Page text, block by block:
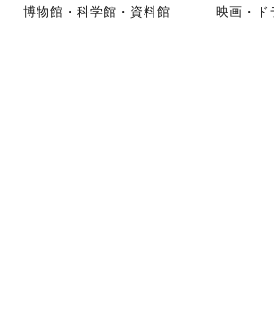
博物館・科学館・資料館 映画・ド